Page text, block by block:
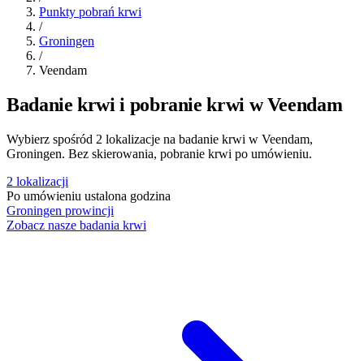
Punkty pobrań krwi
/
Groningen
/
Veendam
Badanie krwi i pobranie krwi w Veendam
Wybierz spośród 2 lokalizacje na badanie krwi w Veendam,
Groningen. Bez skierowania, pobranie krwi po umówieniu.
2 lokalizacji
Po umówieniu ustalona godzina
Groningen prowincji
Zobacz nasze badania krwi